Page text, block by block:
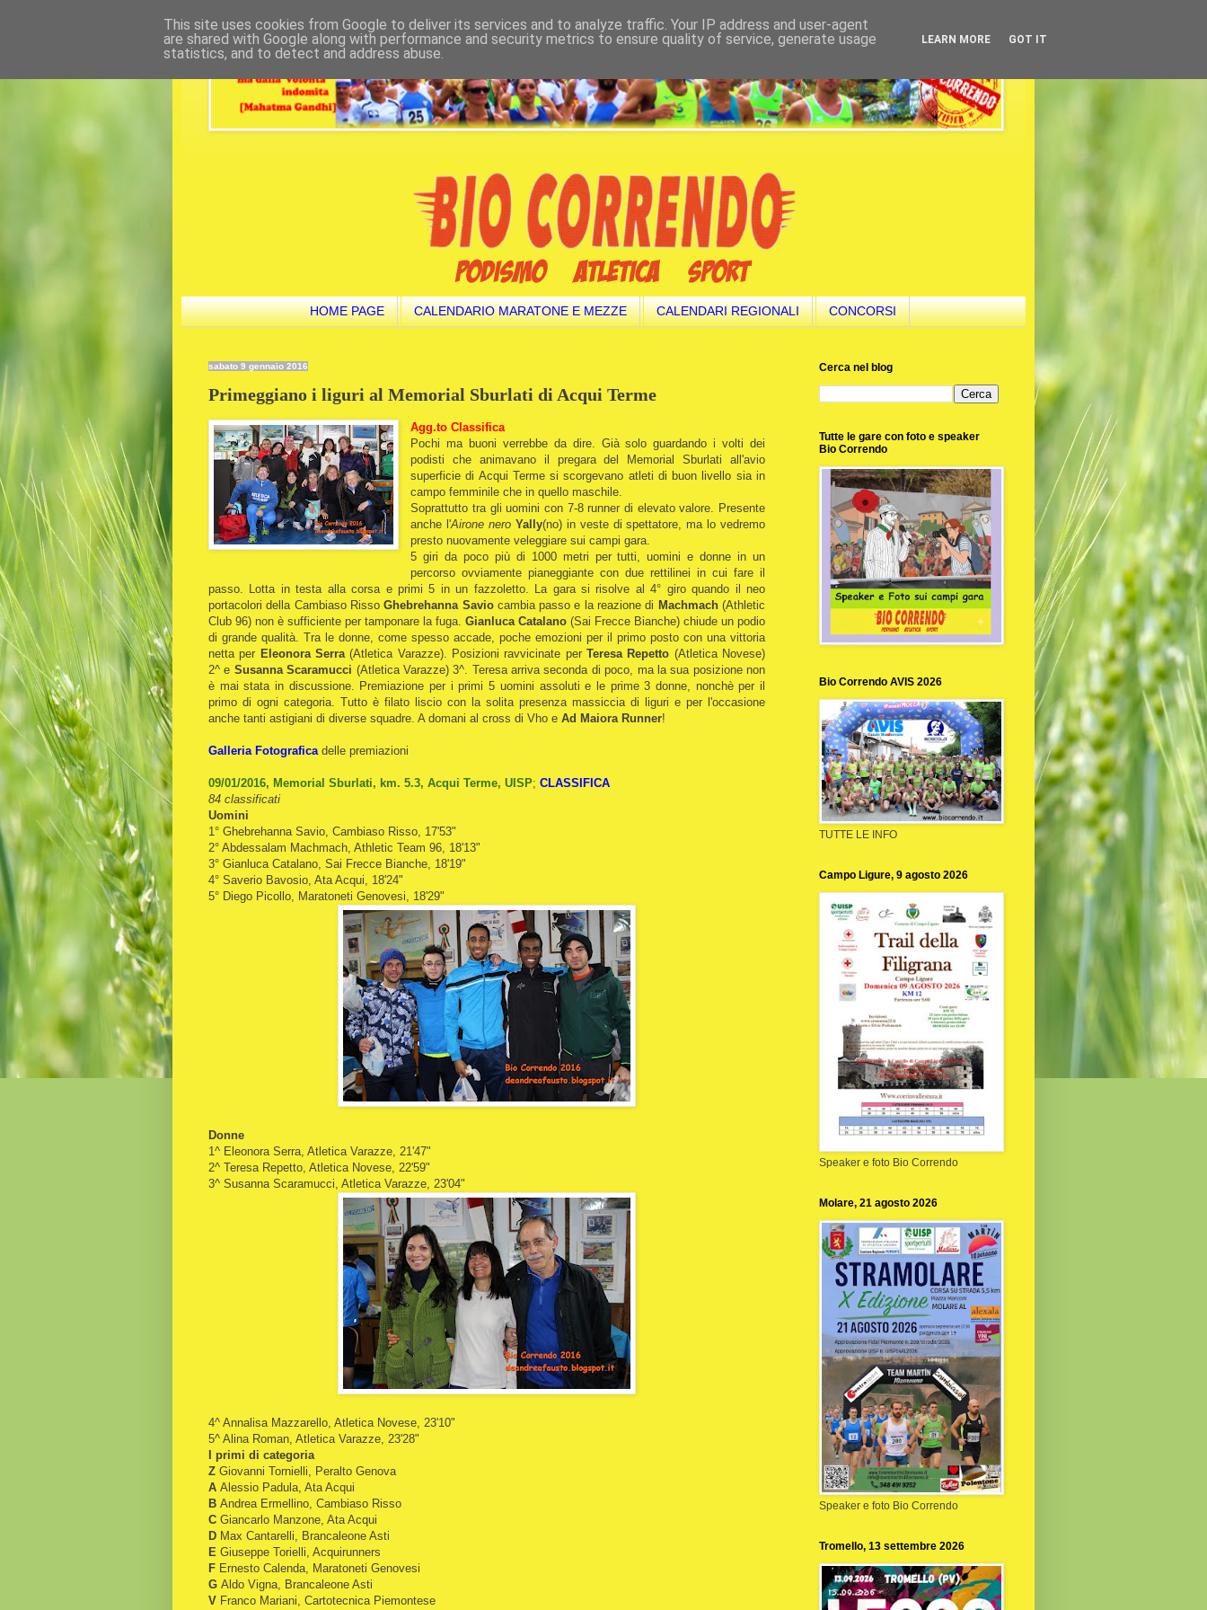
HOME PAGE CALENDARIO MARATONE E MEZZE CALENDARI REGIONALI CONCORSI
sabato 9 gennaio 2016
Primeggiano i liguri al Memorial Sburlati di Acqui Terme
Agg.to Classifica
Pochi ma buoni verrebbe da dire. Già solo guardando i volti dei
podisti che animavano il pregara del Memorial Sburlati all'avio
superficie di Acqui Terme si scorgevano atleti di buon livello sia in
campo femminile che in quello maschile.
Soprattutto tra gli uomini con 7-8 runner di elevato valore. Presente
anche l'Airone nero Yally(no) in veste di spettatore, ma lo vedremo
presto nuovamente veleggiare sui campi gara.
5 giri da poco più di 1000 metri per tutti, uomini e donne in un
percorso ovviamente pianeggiante con due rettilinei in cui fare il
passo. Lotta in testa alla corsa e primi 5 in un fazzoletto. La gara si risolve al 4° giro quando il neo
portacolori della Cambiaso RissoGhebrehanna Saviocambia passo e la reazione di Machmach(Athletic
Club 96) non è sufficiente per tamponare la fuga. Gianluca Catalano (Sai Frecce Bianche) chiude un podio
di grande qualità. Tra le donne, come spesso accade, poche emozioni per il primo posto con una vittoria
netta per Eleonora Serra (Atletica Varazze). Posizioni ravvicinate perTeresa Repetto (Atletica Novese)
2^ e Susanna Scaramucci (Atletica Varazze) 3^. Teresa arriva seconda di poco, ma la sua posizione non
è mai stata in discussione. Premiazione per i primi 5 uomini assoluti e le prime 3 donne, nonchè per il
primo di ogni categoria. Tutto è filato liscio con la solita presenza massiccia di liguri e per l'occasione
anche tanti astigiani di diverse squadre. A domani al cross di Vho e Ad Maiora Runner!
Galleria Fotografica delle premiazioni
09/01/2016, Memorial Sburlati, km. 5.3, Acqui Terme, UISP; CLASSIFICA
84 classificati
Uomini
1° Ghebrehanna Savio , Cambiaso Risso, 17'53"
2° Abdessalam Machmach, Athletic Team 96, 18'13"
3° Gianluca Catalano, Sai Frecce Bianche, 18'19"
4° Saverio Bavosio, Ata Acqui, 18'24"
5° Diego Picollo, Maratoneti Genovesi, 18'29"
Donne
1^ Eleonora Serra, Atletica Varazze, 21'47"
2^ Teresa Repetto, Atletica Novese, 22'59"
3^ Susanna Scaramucci, Atletica Varazze, 23'04"
4^ Annalisa Mazzarello, Atletica Novese, 23'10"
5^ Alina Roman, Atletica Varazze, 23'28"
I primi di categoria
Z Giovanni Tornielli, Peralto Genova
A Alessio Padula, Ata Acqui
B Andrea Ermellino, Cambiaso Risso
C Giancarlo Manzone, Ata Acqui
D Max Cantarelli, Brancaleone Asti
E Giuseppe Torielli, Acquirunners
F Ernesto Calenda, Maratoneti Genovesi
G Aldo Vigna, Brancaleone Asti
V Franco Mariani, Cartotecnica Piemontese
Cerca nel blog
Tutte le gare con foto e speaker
Bio Correndo
Bio Correndo AVIS 2026
TUTTE LE INFO
Campo Ligure, 9 agosto 2026
Speaker e foto Bio Correndo
Molare, 21 agosto 2026
Speaker e foto Bio Correndo
Tromello, 13 settembre 2026
This site uses cookies from Google to deliver its services and to analyze traffic. Your IP address and user-agent
are shared with Google along with performance and security metrics to ensure quality of service, generate usage
statistics, and to detect and address abuse.
LEARN MORE GOT IT